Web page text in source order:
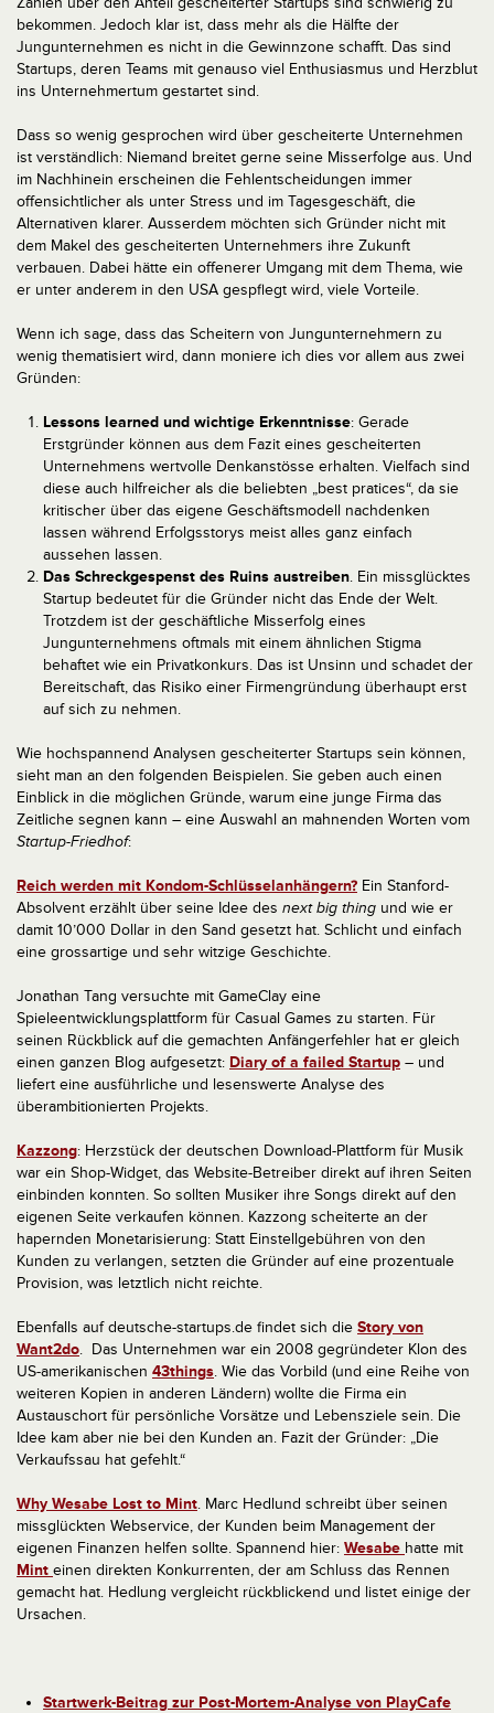
bekommen. Jedoch klar ist, dass mehr als die Hälfte der
Jungunternehmen es nicht in die Gewinnzone schafft. Das sind
Startups, deren Teams mit genauso viel Enthusiasmus und Herzblut
ins Unternehmertum gestartet sind.
Dass so wenig gesprochen wird über gescheiterte Unternehmen
ist verständlich: Niemand breitet gerne seine Misserfolge aus. Und
im Nachhinein erscheinen die Fehlentscheidungen immer
offensichtlicher als unter Stress und im Tagesgeschäft, die
Alternativen klarer. Ausserdem möchten sich Gründer nicht mit
dem Makel des gescheiterten Unternehmers ihre Zukunft
verbauen. Dabei hätte ein offenerer Umgang mit dem Thema, wie
er unter anderem in den USA gespflegt wird, viele Vorteile.
Wenn ich sage, dass das Scheitern von Jungunternehmern zu
wenig thematisiert wird, dann moniere ich dies vor allem aus zwei
Gründen:
Lessons learned und wichtige Erkenntnisse: Gerade
Erstgründer können aus dem Fazit eines gescheiterten
Unternehmens wertvolle Denkanstösse erhalten. Vielfach sind
diese auch hilfreicher als die beliebten „best pratices“, da sie
kritischer über das eigene Geschäftsmodell nachdenken
lassen während Erfolgsstorys meist alles ganz einfach
aussehen lassen.
Das Schreckgespenst des Ruins austreiben. Ein missglücktes
Startup bedeutet für die Gründer nicht das Ende der Welt.
Trotzdem ist der geschäftliche Misserfolg eines
Jungunternehmens oftmals mit einem ähnlichen Stigma
behaftet wie ein Privatkonkurs. Das ist Unsinn und schadet der
Bereitschaft, das Risiko einer Firmengründung überhaupt erst
auf sich zu nehmen.
Wie hochspannend Analysen gescheiterter Startups sein können,
sieht man an den folgenden Beispielen. Sie geben auch einen
Einblick in die möglichen Gründe, warum eine junge Firma das
Zeitliche segnen kann – eine Auswahl an mahnenden Worten vom
Startup-Friedhof:
Reich werden mit Kondom-Schlüsselanhängern? Ein Stanford-
Absolvent erzählt über seine Idee des next big thing und wie er
damit 10’000 Dollar in den Sand gesetzt hat. Schlicht und einfach
eine grossartige und sehr witzige Geschichte.
Jonathan Tang versuchte mit GameClay eine
Spieleentwicklungsplattform für Casual Games zu starten. Für
seinen Rückblick auf die gemachten Anfängerfehler hat er gleich
einen ganzen Blog aufgesetzt: Diary of a failed Startup – und
liefert eine ausführliche und lesenswerte Analyse des
überambitionierten Projekts.
Kazzong: Herzstück der deutschen Download-Plattform für Musik
war ein Shop-Widget, das Website-Betreiber direkt auf ihren Seiten
einbinden konnten. So sollten Musiker ihre Songs direkt auf den
eigenen Seite verkaufen können. Kazzong scheiterte an der
hapernden Monetarisierung: Statt Einstellgebühren von den
Kunden zu verlangen, setzten die Gründer auf eine prozentuale
Provision, was letztlich nicht reichte.
Ebenfalls auf deutsche-startups.de findet sich die Story von
Want2do. Das Unternehmen war ein 2008 gegründeter Klon des
US-amerikanischen 43things. Wie das Vorbild (und eine Reihe von
weiteren Kopien in anderen Ländern) wollte die Firma ein
Austauschort für persönliche Vorsätze und Lebensziele sein. Die
Idee kam aber nie bei den Kunden an. Fazit der Gründer: „Die
Verkaufssau hat gefehlt.“
Why Wesabe Lost to Mint. Marc Hedlund schreibt über seinen
missglückten Webservice, der Kunden beim Management der
eigenen Finanzen helfen sollte. Spannend hier: Wesabe hatte mit
Mint einen direkten Konkurrenten, der am Schluss das Rennen
gemacht hat. Hedlung vergleicht rückblickend und listet einige der
Ursachen.
Startwerk-Beitrag zur Post-Mortem-Analyse von PlayCafe